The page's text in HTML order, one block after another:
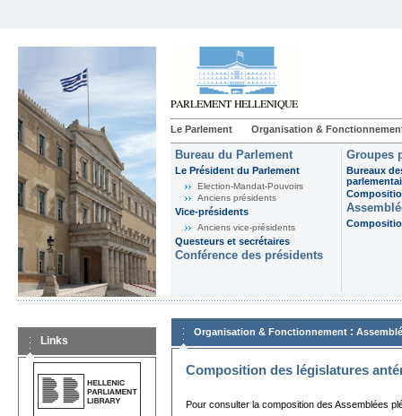
Le Parlement Organisation &
Bureau du Parlement
Le Président du Parlement
Election-Mandat-Pouvoirs
Anciens présidents
Vice-présidents
Anciens vice-présidents
Questeurs et secrétaires
Conférence des présidents
Groupes
Bureaux
Links
Organisation & Fonctionnement :
Composition des législatures
Pour consulter la composition des Assemblées